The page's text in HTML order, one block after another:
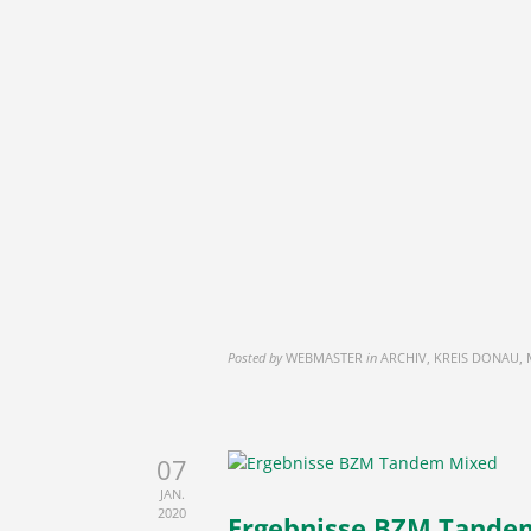
Posted by WEBMASTER in ARCHIV, KREIS DONAU,
07
JAN.
2020